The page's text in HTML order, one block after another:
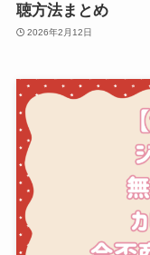
聴方法まとめ
2026年2月12日